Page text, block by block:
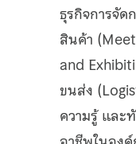
Search
ธุรกิจการจัด
สินค้า
and
ขนส่ง
ความรู้ และ